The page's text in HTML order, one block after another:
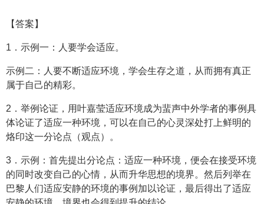
【答案】
1．示例一：人要学会适应。
示例二：人要不断适应环境，学会生存之道，从而拥有真正
属于自己的精彩。
2．举例论证，用叶嘉莹适应环境成为蜚声中外学者的事例具
体论证了适应一种环境，可以在自己的心灵深处打上鲜明的
烙印这一分论点（观点）。
3．示例：首先提出分论点：适应一种环境，便会在接受环境
的同时改变自己的心情，从而升华思想的境界。然后列举在
巴黎人们适应安静的环境的事例加以论证，最后得出了适应